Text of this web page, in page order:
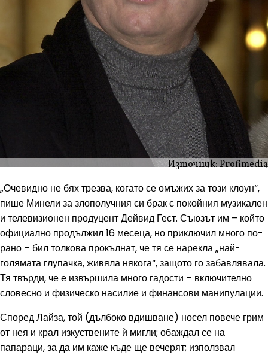
Източник: Profimedia
„Очевидно не бях трезва, когато се омъжих за този клоун“,
пише Минели за злополучния си брак с покойния музикален
и телевизионен продуцент Дейвид Гест. Съюзът им – който
официално продължил 16 месеца, но приключил много по-
рано – бил толкова прокълнат, че тя се нарекла „най-
голямата глупачка, живяла някога“, защото го забавлявала.
Тя твърди, че е извършила много гадости – включително
словесно и физическо насилие и финансови манипулации.
Според Лайза, той (дълбоко вдишване) носел повече грим
от нея и крал изкуствените ѝ мигли; обаждал се на
папараци, за да им каже къде ще вечерят; използвал